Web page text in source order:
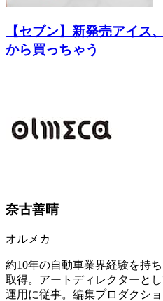
【セブン】新発売アイス
から買っちゃう
奈古善晴
オルメカ
約10年の自動車業界経験を持
取得。アートディレクターと
運用に従事。編集プロダクシ